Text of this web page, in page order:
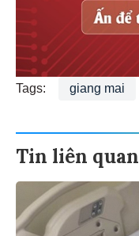
Tags: giang mai
Tin liên quan